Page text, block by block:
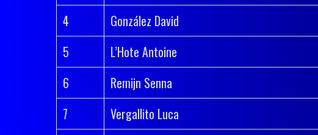
4
González David
5
L’Hote Antoine
6
Remijn Senna
7
Vergallito Luca